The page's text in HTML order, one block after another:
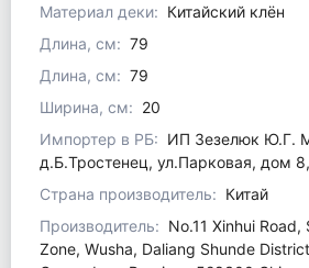
Материал деки: Китайский клён
Длина, см: 79
Длина, см: 79
Ширина, см: 20
Импортер в РБ: ИП Зезелюк Ю.Г.
д.Б.Тростенец, ул.Парковая, дом
Страна производитель: Китай
Производитель: No.11 Xinhui
Zone, Wusha, Daliang Shunde